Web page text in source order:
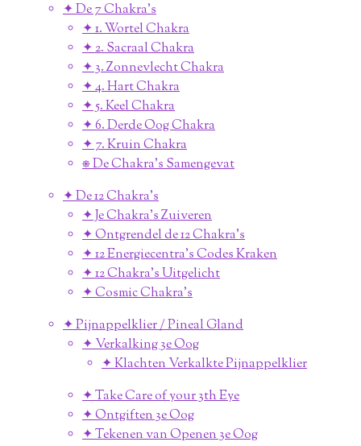
✦ De 7 Chakra's
✦ 1. Wortel Chakra
✦ 2. Sacraal Chakra
✦ 3. Zonnevlecht Chakra
✦ 4. Hart Chakra
✦ 5. Keel Chakra
✦ 6. Derde Oog Chakra
✦ 7. Kruin Chakra
⎈ De Chakra's Samengevat
✦ De 12 Chakra's
✦ Je Chakra's Zuiveren
✦ Ontgrendel de 12 Chakra's
✦ 12 Energiecentra's Codes Kraken
✦ 12 Chakra's Uitgelicht
✦ Cosmic Chakra's
✦ Pijnappelklier / Pineal Gland
✦ Verkalking 3e Oog
✦ Klachten Verkalkte Pijnappelklier
✦ Take Care of your 3th Eye
✦ Ontgiften 3e Oog
✦ Tekenen van Openen 3e Oog